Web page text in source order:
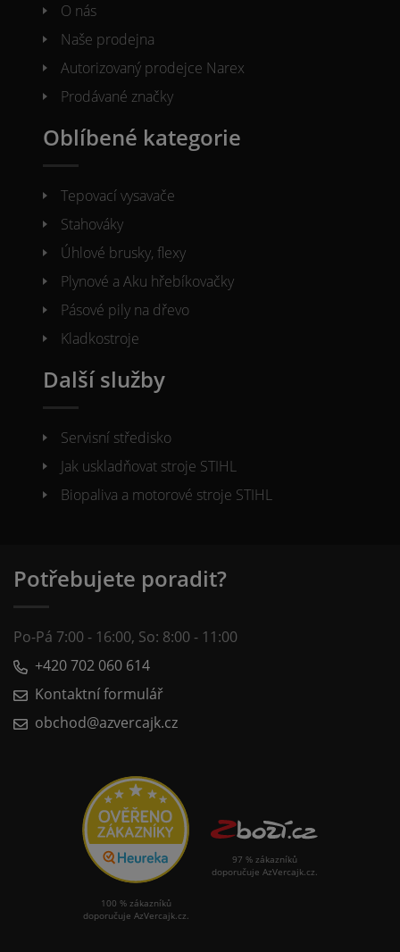
O nás
Naše prodejna
Autorizovaný prodejce Narex
Prodávané značky
Oblíbené kategorie
Tepovací vysavače
Stahováky
Úhlové brusky, flexy
Plynové a Aku hřebíkovačky
Pásové pily na dřevo
Kladkostroje
Další služby
Servisní středisko
Jak uskladňovat stroje STIHL
Biopaliva a motorové stroje STIHL
Potřebujete poradit?
Po-Pá 7:00 - 16:00, So: 8:00 - 11:00
+420 702 060 614
Kontaktní formulář
obchod@azvercajk.cz
100 % zákazníků
doporučuje AzVercajk.cz.
97 % zákazníků
doporučuje AzVercajk.cz.